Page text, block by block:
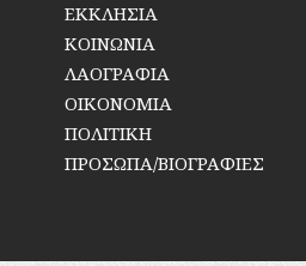
ΕΚΚΛΗΣΙΑ
ΚΟΙΝΩΝΙΑ
ΛΑΟΓΡΑΦΙΑ
ΟΙΚΟΝΟΜΙΑ
ΠΟΛΙΤΙΚΗ
ΠΡΟΣΩΠΑ/ΒΙΟΓΡΑΦΙΕΣ